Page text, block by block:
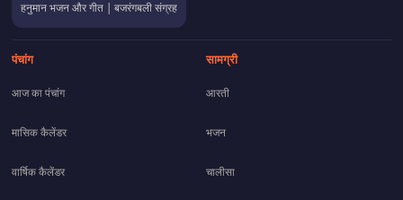
हनुमान भजन और गीत | बजरंगबली संग्रह
पंचांग
आज का पंचांग
मासिक कैलेंडर
वार्षिक कैलेंडर
सामग्री
आरती
भजन
चालीसा